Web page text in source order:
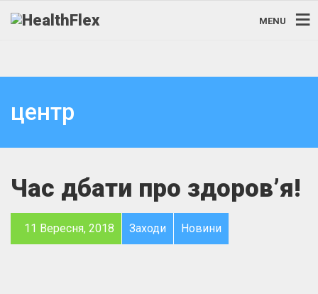
MENU
центр
Час дбати про здоров’я!
11 Вересня, 2018 Заходи Новини